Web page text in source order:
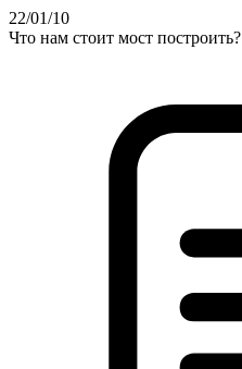
22/01/10
Что нам стоит мост построить?